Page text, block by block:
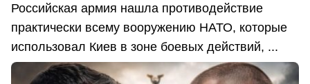
Российская армия нашла противодействие
практически всему вооружению НАТО, которые
использовал Киев в зоне боевых действий, ...